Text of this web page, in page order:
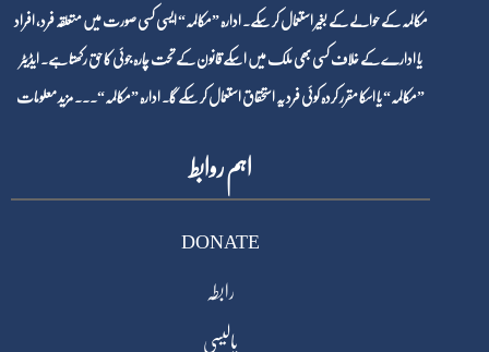
مکالمہ کے حوالے کے بغیر استعمال کر سکے۔ ادارہ ”مکالمہ“ ایسی کسی صورت میں متعلقہ فرد، افراد
یا ادارے کے خلاف کسی بھی ملک میں اسکے قانون کے تحت چارہ جوئی کا حق رکھتا ہے۔ ایڈیٹر
”مکالمہ“ یا اسکا مقرر کردہ کوئی فرد یہ استحقاق استعمال کر سکے گا۔ ادارہ ”مکالمہ“۔۔۔ مزید معلومات
اہم روابط
DONATE
رابطہ
پالیسی